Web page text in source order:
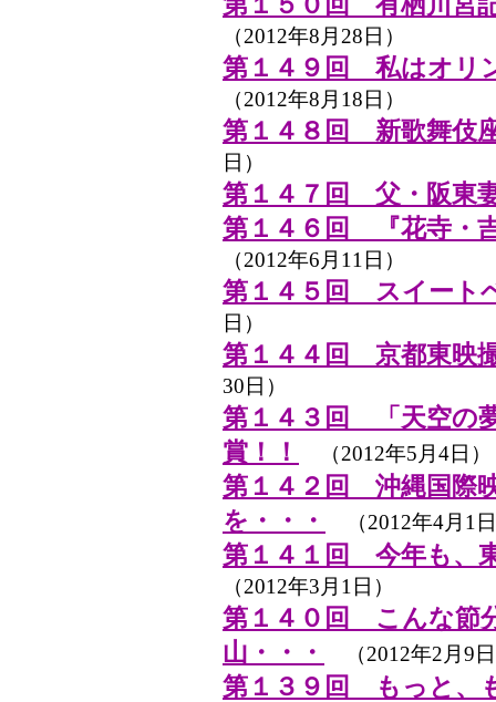
（2012年8月28日）
第１４９回 私はオリ
（2012年8月18日）
第１４８回 新歌舞伎
日）
第１４７回 父・阪東
第１４６回 『花寺・
（2012年6月11日）
第１４５回 スイート
日）
第１４４回 京都東映
30日）
第１４３回 「天空の
賞！！
（2012年5月4日）
第１４２回 沖縄国際
を・・・
（2012年4月1
第１４１回 今年も、
（2012年3月1日）
第１４０回 こんな節
山・・・
（2012年2月9
第１３９回 もっと、